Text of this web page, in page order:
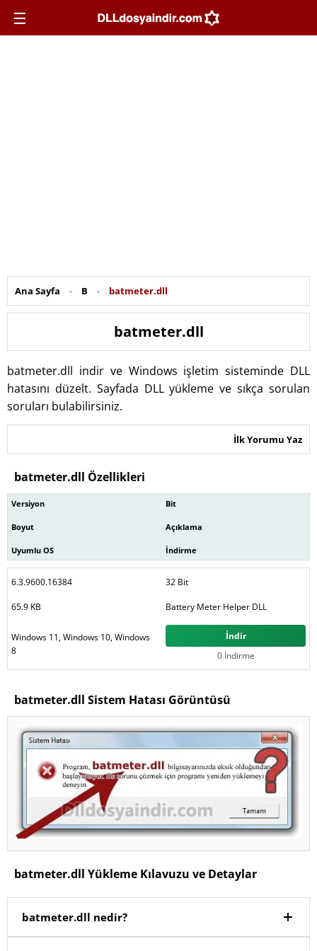
☰
Ana Sayfa - B - batmeter.dll
batmeter.dll
batmeter.dll indir ve Windows işletim sisteminde DLL
hatasını düzelt. Sayfada DLL yükleme ve sıkça sorulan
soruları bulabilirsiniz.
İlk Yorumu Yaz
batmeter.dll Özellikleri
Versiyon Bit
Boyut Açıklama
Uyumlu OS İndirme
6.3.9600.16384 32 Bit
65.9 KB Battery Meter Helper DLL
Windows 11, Windows 10, Windows
8
İndir
0 İndirme
batmeter.dll Sistem Hatası Görüntüsü
batmeter.dll Yükleme Kılavuzu ve Detaylar
batmeter.dll nedir?